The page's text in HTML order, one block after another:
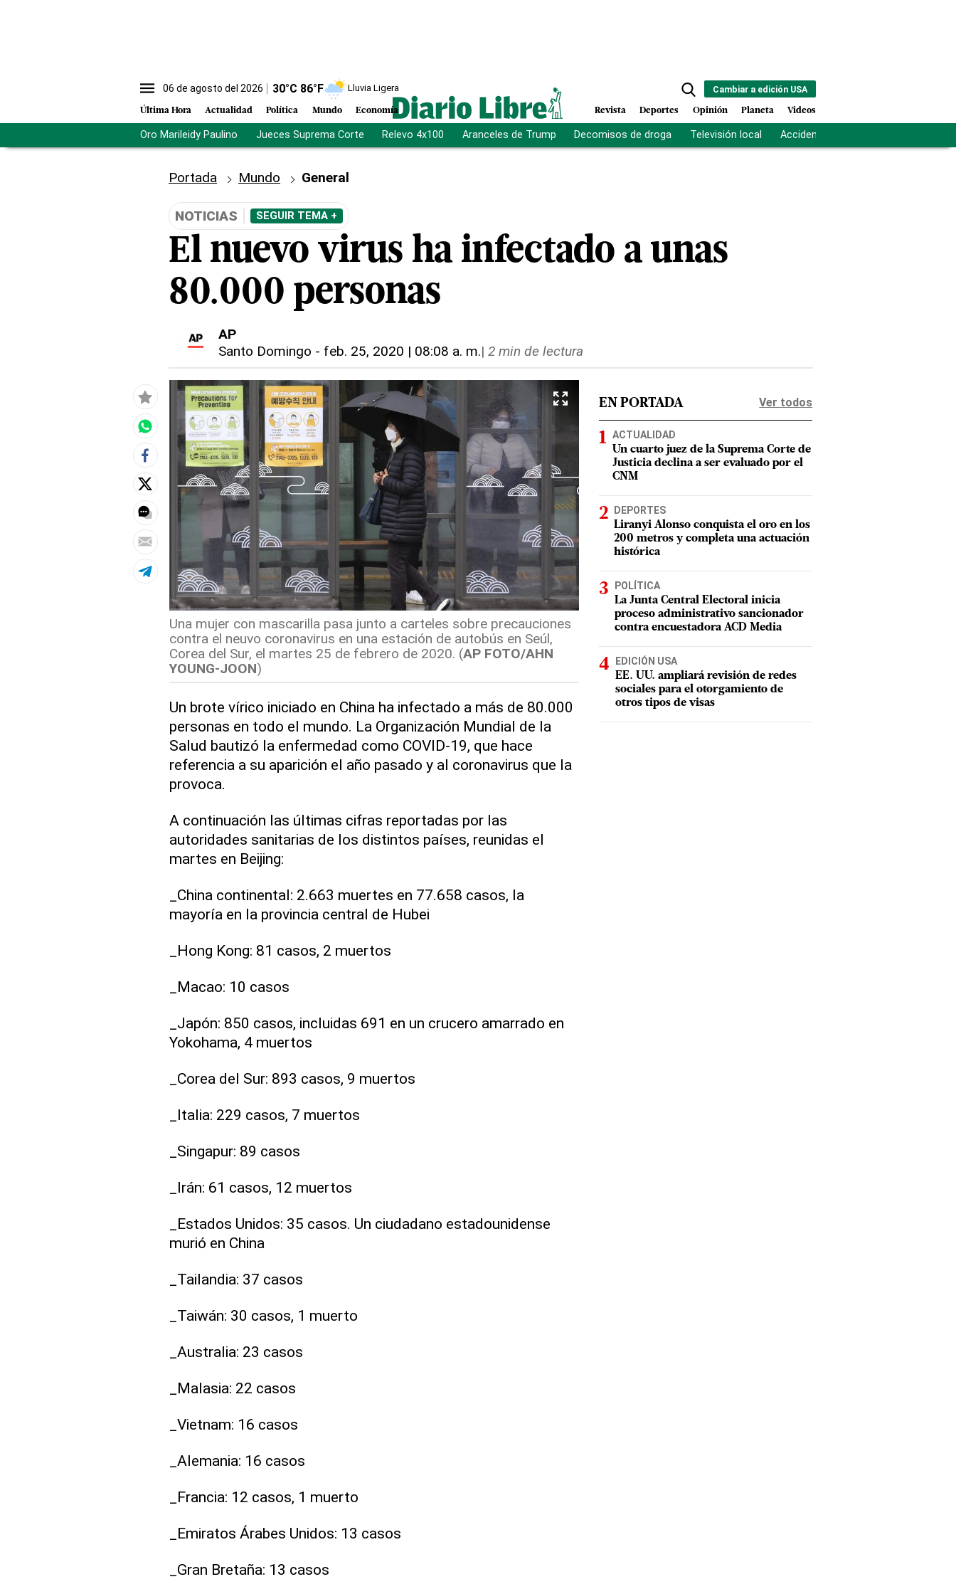
06 de agosto del 2026 30°C 86°F Lluvia Ligera
Última Hora Actualidad Política Mundo Economía
Cambiar a edición USA
Revista Deportes Opinión Planeta Videos
Oro Marileidy Paulino Jueces Suprema Corte Relevo 4x100 Aranceles de Trump Decomisos de droga Televisión local Accidente Los Ríos
Portada Mundo General
NOTICIAS SEGUIR TEMA +
El nuevo virus ha infectado a unas
80.000 personas
AP
Santo Domingo - feb. 25, 2020 | 08:08 a. m.| 2 min de lectura
Una mujer con mascarilla pasa junto a carteles sobre precauciones
contra el neuvo coronavirus en una estación de autobús en Seúl,
Corea del Sur, el martes 25 de febrero de 2020. (AP FOTO/AHN
YOUNG-JOON)
Un brote vírico iniciado en China ha infectado a más de 80.000
personas en todo el mundo. La Organización Mundial de la
Salud bautizó la enfermedad como COVID-19, que hace
referencia a su aparición el año pasado y al coronavirus que la
provoca.
A continuación las últimas cifras reportadas por las
autoridades sanitarias de los distintos países, reunidas el
martes en Beijing:
_China continental: 2.663 muertes en 77.658 casos, la
mayoría en la provincia central de Hubei
_Hong Kong: 81 casos, 2 muertos
_Macao: 10 casos
_Japón: 850 casos, incluidas 691 en un crucero amarrado en
Yokohama, 4 muertos
_Corea del Sur: 893 casos, 9 muertos
_Italia: 229 casos, 7 muertos
_Singapur: 89 casos
_Irán: 61 casos, 12 muertos
_Estados Unidos: 35 casos. Un ciudadano estadounidense
murió en China
_Tailandia: 37 casos
_Taiwán: 30 casos, 1 muerto
_Australia: 23 casos
_Malasia: 22 casos
_Vietnam: 16 casos
_Alemania: 16 casos
_Francia: 12 casos, 1 muerto
_Emiratos Árabes Unidos: 13 casos
_Gran Bretaña: 13 casos
EN PORTADA Ver todos
ACTUALIDAD
Un cuarto juez de la Suprema Corte de
Justicia declina a ser evaluado por el
CNM
DEPORTES
Liranyi Alonso conquista el oro en los
200 metros y completa una actuación
histórica
POLÍTICA
La Junta Central Electoral inicia
proceso administrativo sancionador
contra encuestadora ACD Media
EDICIÓN USA
EE. UU. ampliará revisión de redes
sociales para el otorgamiento de
otros tipos de visas